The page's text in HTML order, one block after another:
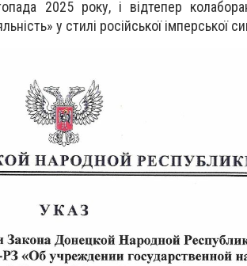
2025 року, і відтепер
у стилі російської імперської